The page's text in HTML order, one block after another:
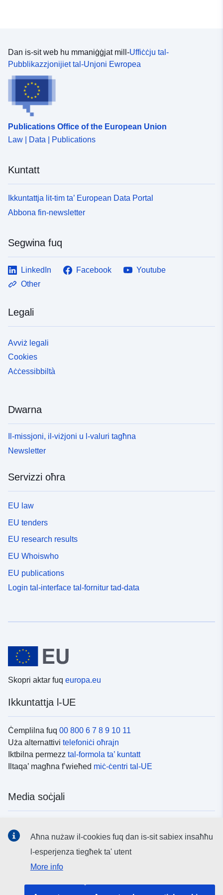
Dan is-sit web hu mmaniġġjat mill-Uffiċċju tal-
Pubblikazzjonijiet tal-Unjoni Ewropea
Publications Office of the European Union
Law | Data | Publications
Kuntatt
Ikkuntattja lit-tim ta’ European Data Portal
Abbona fin-newsletter
Segwina fuq
LinkedIn Facebook
Youtube
Other
Legali
Avviż legali
Cookies
Aċċessibbiltà
Dwarna
Il-missjoni, il-viżjoni u l-valuri tagħna
Newsletter
Servizzi oħra
EU law
EU tenders
EU research results
EU Whoiswho
EU publications
Login tal-interface tal-fornitur tad-data
Skopri aktar fuq europa.eu
Ikkuntattja l-UE
Ċemplilna fuq 00 800 6 7 8 9 10 11
Uża alternattivi telefoniċi oħrajn
Iktbilna permezz tal-formola ta’ kuntatt
Iltaqa’ magħna f’wieħed miċ-ċentri tal-UE
Media soċjali
L-istituzzjonijiet u l-korpi tal-UE
Aħna nużaw il-cookies fuq dan is-sit sabiex insaħħu
l-esperjenza tiegħek ta' utent
More info